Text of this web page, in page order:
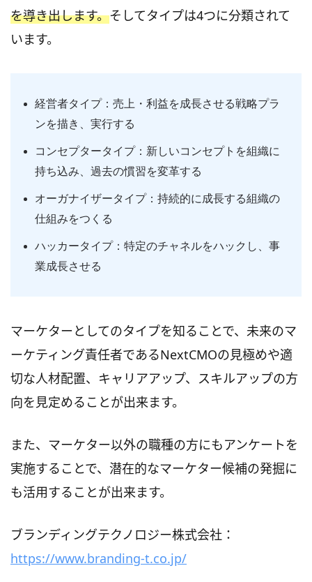
を導き出します。そしてタイプは4つに分類されて
います。
経営者タイプ：売上・利益を成長させる戦略プラ
ンを描き、実行する
コンセプタータイプ：新しいコンセプトを組織に
持ち込み、過去の慣習を変革する
オーガナイザータイプ：持続的に成長する組織の
仕組みをつくる
ハッカータイプ：特定のチャネルをハックし、事
業成長させる
マーケターとしてのタイプを知ることで、未来のマ
ーケティング責任者であるNextCMOの見極めや適
切な人材配置、キャリアアップ、スキルアップの方
向を見定めることが出来ます。
また、マーケター以外の職種の方にもアンケートを
実施することで、潜在的なマーケター候補の発掘に
も活用することが出来ます。
ブランディングテクノロジー株式会社：
https://www.branding-t.co.jp/